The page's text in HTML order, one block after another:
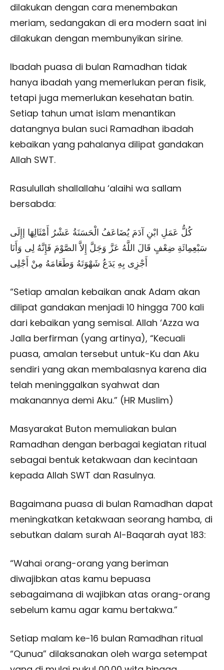
dilakukan dengan cara menembakan
meriam, sedangakan di era modern saat ini
dilakukan dengan membunyikan sirine.
Ibadah puasa di bulan Ramadhan tidak
hanya ibadah yang memerlukan peran fisik,
tetapi juga memerlukan kesehatan batin.
Setiap tahun umat islam menantikan
datangnya bulan suci Ramadhan ibadah
kebaikan yang pahalanya dilipat gandakan
Allah SWT.
Rasulullah shallallahu ‘alaihi wa sallam
bersabda:
كُلُّ عَمَلِ ابْنِ آدَمَ يُضَاعَفُ الْحَسَنَةُ عَشْرُ أَمْثَالِهَا إإِلَى
سَبْعِمِائَةِ ضِعْفٍ قَالَ اللَّهُ عَزَّ وَجَلَّ إِلاَّ الصَّوْمَ فَإِنَّهُ لِى وَأَنَا
أَجْزِى بِهِ يَدَعُ شَهْوَتَهُ وَطَعَامَهُ مِنْ أَجْلِى
“Setiap amalan kebaikan anak Adam akan
dilipat gandakan menjadi 10 hingga 700 kali
dari kebaikan yang semisal. Allah ‘Azza wa
Jalla berfirman (yang artinya), “Kecuali
puasa, amalan tersebut untuk-Ku dan Aku
sendiri yang akan membalasnya karena dia
telah meninggalkan syahwat dan
makanannya demi Aku.” (HR Muslim)
Masyarakat Buton memuliakan bulan
Ramadhan dengan berbagai kegiatan ritual
sebagai bentuk ketakwaan dan kecintaan
kepada Allah SWT dan Rasulnya.
Bagaimana puasa di bulan Ramadhan dapat
meningkatkan ketakwaan seorang hamba, di
sebutkan dalam surah Al-Baqarah ayat 183:
“Wahai orang-orang yang beriman
diwajibkan atas kamu bepuasa
sebagaimana di wajibkan atas orang-orang
sebelum kamu agar kamu bertakwa.”
Setiap malam ke-16 bulan Ramadhan ritual
“Qunua” dilaksanakan oleh warga setempat